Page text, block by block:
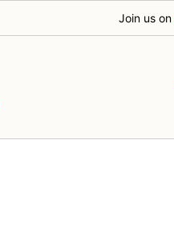
Join us on